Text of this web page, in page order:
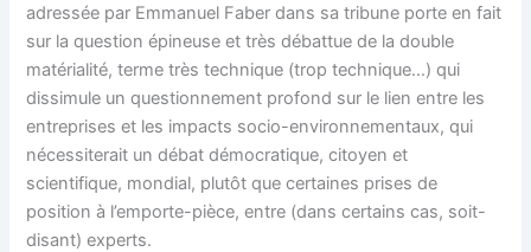
adressée par Emmanuel Faber dans sa tribune porte en fait
sur la question épineuse et très débattue de la double
matérialité, terme très technique (trop technique…) qui
dissimule un questionnement profond sur le lien entre les
entreprises et les impacts socio-environnementaux, qui
nécessiterait un débat démocratique, citoyen et
scientifique, mondial, plutôt que certaines prises de
position à l’emporte-pièce, entre (dans certains cas, soit-
disant) experts.